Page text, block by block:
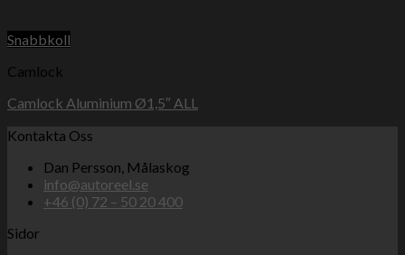
Snabbkoll
Camlock
Camlock Aluminium Ø1,5″ ALL
Kontakta Oss
Dan Persson, Målaskog
info@autoreel.se
+46 (0) 72 – 50 20 400
Sidor